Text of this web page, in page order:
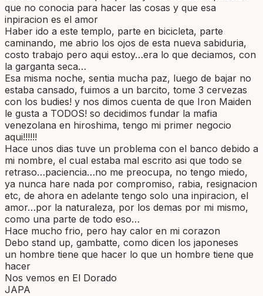
que no conocia para hacer las cosas y que esa
inpiracion es el amor
Haber ido a este templo, parte en bicicleta, parte
caminando, me abrio los ojos de esta nueva sabiduria,
costo trabajo pero aqui estoy…era lo que deciamos, con
la garganta seca…
Esa misma noche, sentia mucha paz, luego de bajar no
estaba cansado, fuimos a un barcito, tome 3 cervezas
con los budies! y nos dimos cuenta de que Iron Maiden
le gusta a TODOS! so decidimos fundar la mafia
venezolana en hiroshima, tengo mi primer negocio
aqui!!!!!!
Hace unos dias tuve un problema con el banco debido a
mi nombre, el cual estaba mal escrito asi que todo se
retraso…paciencia…no me preocupa, no tengo miedo,
ya nunca hare nada por compromiso, rabia, resignacion
etc, de ahora en adelante tengo solo una inpiracion, el
amor…por la naturaleza, por los demas por mi mismo,
como una parte de todo eso…
Hace mucho frio, pero hay calor en mi corazon
Debo stand up, gambatte, como dicen los japoneses
un hombre tiene que hacer lo que un hombre tiene que
hacer
Nos vemos en El Dorado
JAPA